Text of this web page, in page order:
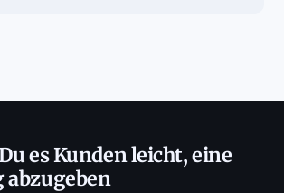
es Kunden leicht, eine